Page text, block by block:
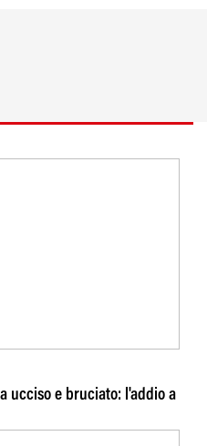
ucciso e bruciato: l'addio a